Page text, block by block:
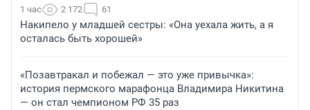
1 час 2 172 61
Накипело у младшей сестры: «Она уехала жить, а я
осталась быть хорошей»
«Позавтракал и побежал — это уже привычка»:
история пермского марафонца Владимира Никитина
— он стал чемпионом РФ 35 раз